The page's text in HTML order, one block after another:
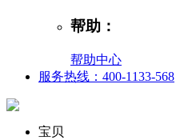
帮助：
帮助中心
服务热线：400-1133-568
宝贝